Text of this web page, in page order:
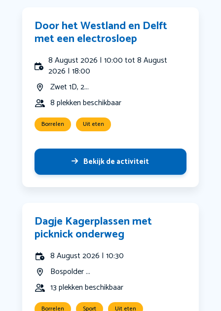
Door het Westland en Delft
met een electrosloep
8 August 2026 | 10:00 tot 8 August
2026 | 18:00
Zwet 1D, 2...
8 plekken beschikbaar
Borrelen Uit eten
Bekijk de activiteit
Dagje Kagerplassen met
picknick onderweg
8 August 2026 | 10:30
Bospolder ...
13 plekken beschikbaar
Borrelen Sport Uit eten